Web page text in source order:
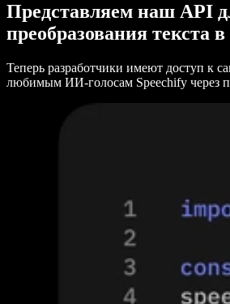
Представляем наш API
преобразования текста в
Теперь разработчики имеют доступ к
любимым ИИ-голосам Speechify через